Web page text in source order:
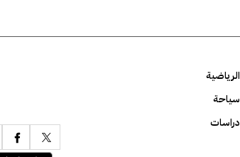
الرياضية
سياحة
دراسات